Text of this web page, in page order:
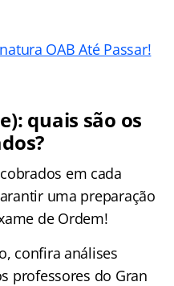
OAB Até Passar!
quais são os
em cada
uma preparação
de Ordem!
confira análises
professores do Gran